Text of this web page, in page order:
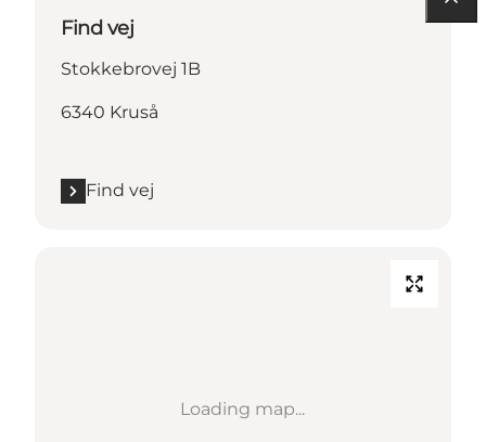
Find vej
Stokkebrovej 1B
6340 Kruså
Find vej
Loading map...